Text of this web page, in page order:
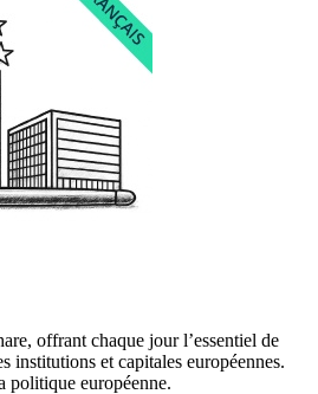
offrant chaque jour l’essentiel de
institutions et capitales européennes.
politique européenne.